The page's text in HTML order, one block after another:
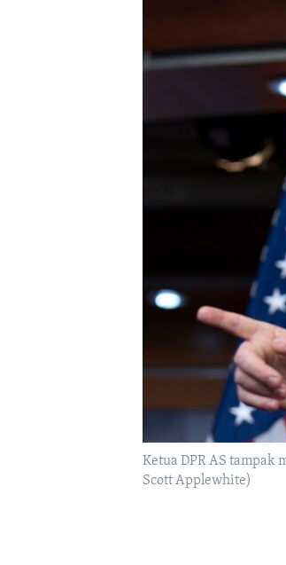
Ketua DPR AS tampak
Scott Applewhite)